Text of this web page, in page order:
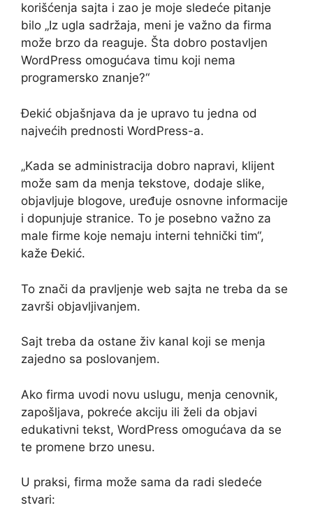
korišćenja sajta i zao je moje sledeće pitanje
bilo „Iz ugla sadržaja, meni je važno da firma
može brzo da reaguje. Šta dobro postavljen
WordPress omogućava timu koji nema
programersko znanje?“
Đekić objašnjava da je upravo tu jedna od
najvećih prednosti WordPress-a.
„Kada se administracija dobro napravi, klijent
može sam da menja tekstove, dodaje slike,
objavljuje blogove, uređuje osnovne informacije
i dopunjuje stranice. To je posebno važno za
male firme koje nemaju interni tehnički tim“,
kaže Đekić.
To znači da pravljenje web sajta ne treba da se
završi objavljivanjem.
Sajt treba da ostane živ kanal koji se menja
zajedno sa poslovanjem.
Ako firma uvodi novu uslugu, menja cenovnik,
zapošljava, pokreće akciju ili želi da objavi
edukativni tekst, WordPress omogućava da se
te promene brzo unesu.
U praksi, firma može sama da radi sledeće
stvari: